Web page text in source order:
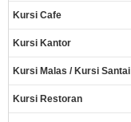
Kursi Cafe
Kursi Kantor
Kursi Malas / Kursi Santai
Kursi Restoran